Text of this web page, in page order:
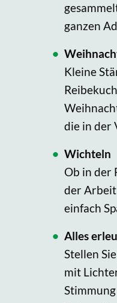
ganzen
Kleine
die in der
Wichteln
Ob in der
der
einfach
Alles
Stellen
mit